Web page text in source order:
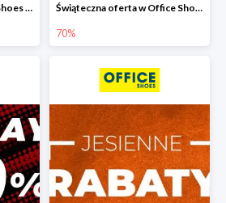
Big Winter Sale w Office Shoes do -70% Świąteczna oferta w Office Shoes do -70%
70%